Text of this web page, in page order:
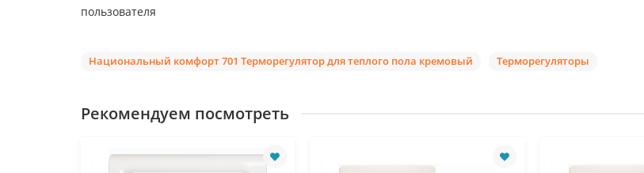
пользователя
Национальный комфорт 701 Терморегулятор для теплого пола кремовый Терморегуляторы
Рекомендуем посмотреть